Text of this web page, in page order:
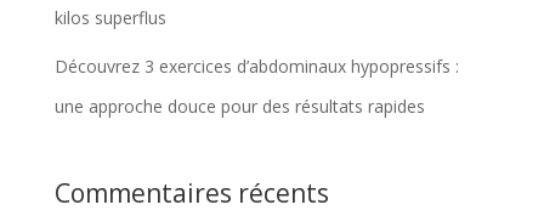
kilos superflus
Découvrez 3 exercices d’abdominaux hypopressifs :
une approche douce pour des résultats rapides
Commentaires récents